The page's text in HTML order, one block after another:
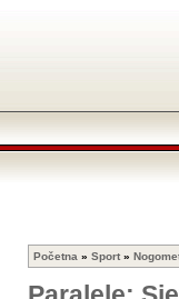
Početna » Sport »